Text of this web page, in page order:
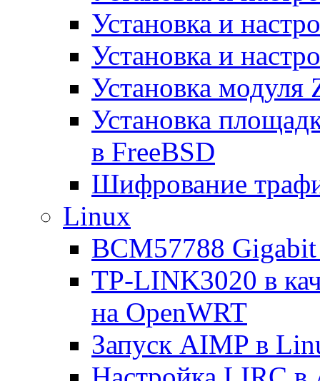
Установка и
Установка и
Установка
Установка
в FreeBSD
Шифрование
Linux
BCM57788
TP-LINK3020 в
на OpenWRT
Запуск AIMP в